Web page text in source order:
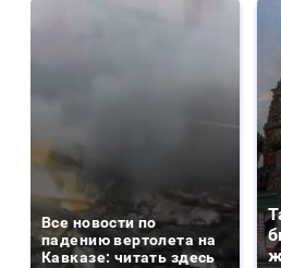
Все новости по
падению вертолета на
Кавказе: читать здесь